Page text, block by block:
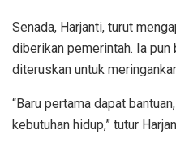
Senada, Harjanti, turut
diberikan pemerintah. Ia
diteruskan untuk
“Baru pertama dapat
kebutuhan hidup,” tutur